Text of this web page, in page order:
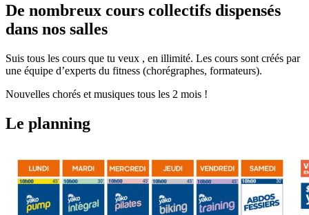
De nombreux cours collectifs dispensés
dans nos salles
Suis tous les cours que tu veux , en illimité. Les cours sont créés par
une équipe d’experts du fitness (chorégraphes, formateurs).
Nouvelles chorés et musiques tous les 2 mois !
Le planning